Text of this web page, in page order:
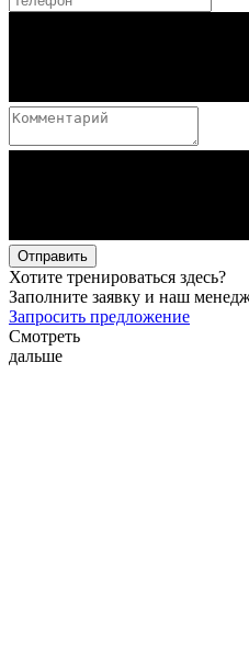
Отправить
Хотите тренироваться здесь?
Заполните заявку и наш
Запросить предложение
Смотреть
дальше